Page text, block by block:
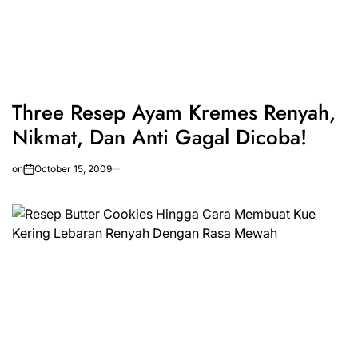
Three Resep Ayam Kremes Renyah,
Nikmat, Dan Anti Gagal Dicoba!
on October 15, 2009